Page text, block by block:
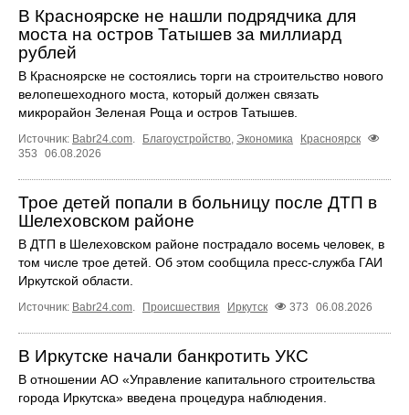
В Красноярске не нашли подрядчика для
моста на остров Татышев за миллиард
рублей
В Красноярске не состоялись торги на строительство нового
велопешеходного моста, который должен связать
микрорайон Зеленая Роща и остров Татышев.
Источник: Babr24.com. Благоустройство, Экономика
Красноярск
353
06.08.2026
Трое детей попали в больницу после ДТП в
Шелеховском районе
В ДТП в Шелеховском районе пострадало восемь человек, в
том числе трое детей. Об этом сообщила пресс‑служба ГАИ
Иркутской области.
Источник: Babr24.com. Происшествия Иркутск 373 06.08.2026
В Иркутске начали банкротить УКС
В отношении АО «Управление капитального строительства
города Иркутска» введена процедура наблюдения.